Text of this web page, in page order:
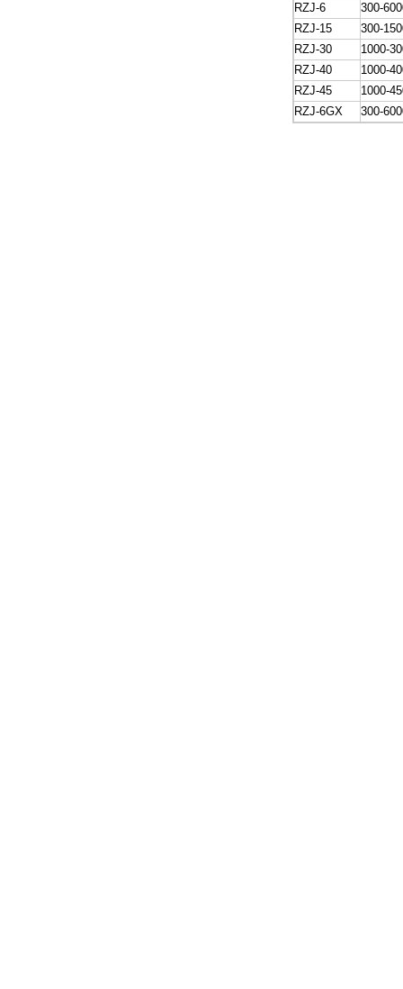
RZJ-6
300-
RZJ-15
300-
RZJ-30
1000-
RZJ-40
1000-
RZJ-45
1000-
RZJ-6GX
300-